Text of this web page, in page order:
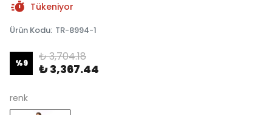
Tükeniyor
Ürün Kodu: TR-8994-1
%9 ₺ 3,704.18
₺ 3,367.44
renk